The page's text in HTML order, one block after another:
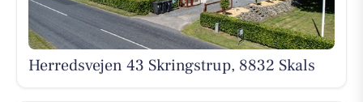
Herredsvejen 43 Skringstrup, 8832 Skals